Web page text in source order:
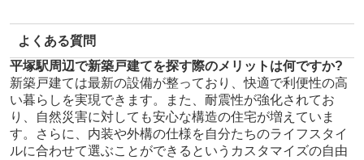
よくある質問
平塚駅周辺で新築戸建てを探す際のメリットは何ですか?
新築戸建ては最新の設備が整っており、快適で利便性の高
い暮らしを実現できます。また、耐震性が強化されてお
り、自然災害に対しても安心な構造の住宅が増えていま
す。さらに、内装や外構の仕様を自分たちのライフスタイ
ルに合わせて選ぶことができるというカスタマイズの自由